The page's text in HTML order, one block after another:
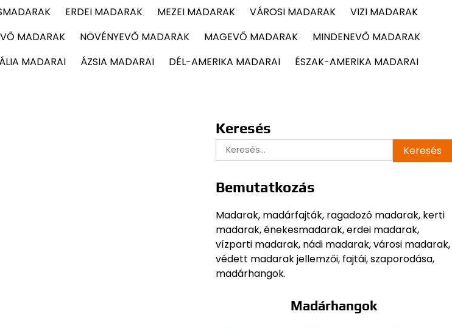
ERDEI MADARAK MEZEI MADARAK VÁROSI MADARAK
VIZI MADARAK
MADARAK NÖVÉNYEVŐ MADARAK MAGEVŐ MADARAK
MINDENEVŐ MADARAK
MADARAI ÁZSIA MADARAI DÉL-AMERIKA MADARAI
ÉSZAK-AMERIKA MADARAI
Keresés
Keresés:
Bemutatkozás
Madarak, madárfajták, ragadozó madarak, kerti
madarak, énekesmadarak, erdei madarak,
vízparti madarak, nádi madarak, városi madarak,
védett madarak jellemzői, fajtái, szaporodása,
madárhangok.
Madárhangok